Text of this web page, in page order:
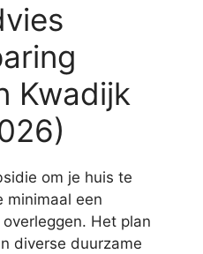
Kwadijk
om je huis te
minimaal een
Het plan
diverse duurzame